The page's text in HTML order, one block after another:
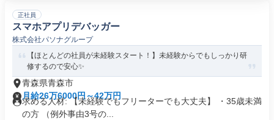
正社員
スマホアプリデバッガー
株式会社パソナグループ
【ほとんどの社員が未経験スタート！】未経験からでもしっかり研
修するので安心✨
青森県青森市
月給26万6000円～42万円
求める人材: 【未経験でもフリーターでも大丈夫】 ・35歳未満
の方 （例外事由3号の...